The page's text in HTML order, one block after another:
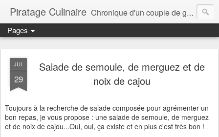
Piratage Culinaire Chronique d'un couple de gourmands
Pages
JUL
29
Salade de semoule, de merguez et de
noix de cajou
Toujours à la recherche de salade composée pour agrémenter un
bon repas, je vous propose : une salade de semoule, de merguez
et de noix de cajou...Oui, oui, ça existe et en plus c'est très bon !